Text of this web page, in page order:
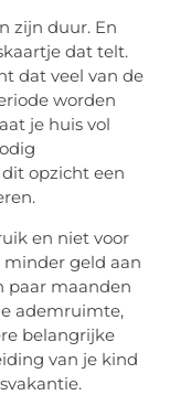
zijn duur. En
dat telt.
dat veel van de
worden
je huis vol
opzicht een
en niet voor
geld aan
paar maanden
ademruimte,
belangrijke
van je kind